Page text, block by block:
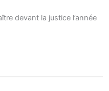
devant la justice l’année